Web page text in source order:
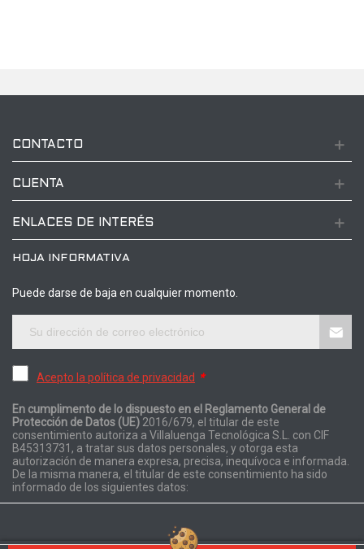
CONTACTO
CUENTA
ENLACES DE INTERÉS
HOJA INFORMATIVA
Puede darse de baja en cualquier momento.
Acepto la política de privacidad *
En cumplimento de lo dispuesto en el Reglamento General de
Protección de Datos (UE) 2016/679, el titular de este
consentimiento autoriza a Villaluenga Tecnológica S.L. con CIF
B45313731, a tratar sus datos personales, y otorga esta
autorización de manera expresa, precisa, inequívoca e informada.
De la misma manera, el titular de este consentimiento ha sido
informado de los siguientes datos: